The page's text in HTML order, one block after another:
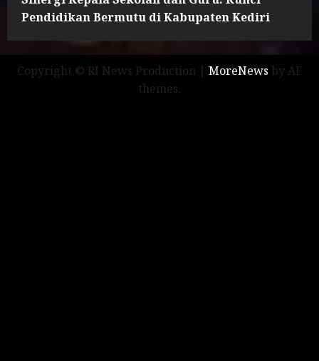
Pendidikan Bermutu di Kabupaten Kediri
Copyright © RI News Production | MoreNews by AF
themes.